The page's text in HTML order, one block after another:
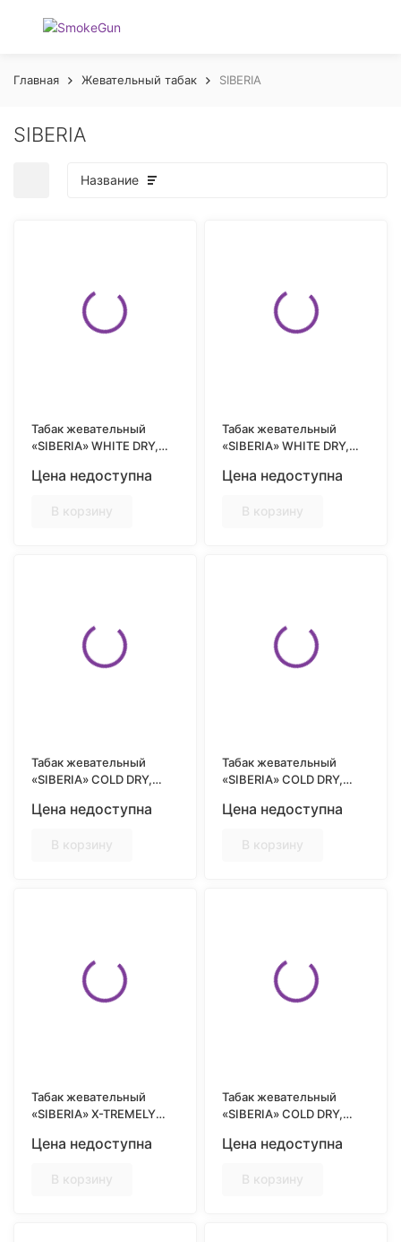
Главная Жевательный табак SIBERIA
SIBERIA
Название
Табак жевательный
«SIBERIA» WHITE DRY,
Цена недоступна
В корзину
Табак жевательный
«SIBERIA» WHITE DRY,
13гр
Цена недоступна
В корзину
Табак жевательный
«SIBERIA» COLD DRY,
Цена недоступна
В корзину
Табак жевательный
«SIBERIA» COLD DRY,
Цена недоступна
В корзину
Табак жевательный
«SIBERIA» X-TREMELY
Цена недоступна
В корзину
Табак жевательный
«SIBERIA» COLD DRY,
Цена недоступна
В корзину